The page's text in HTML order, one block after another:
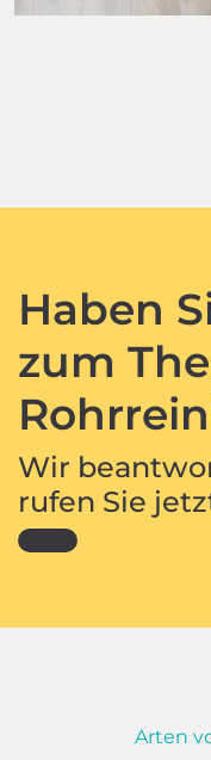
Haben
zum
Wir
rufen Sie
Arten